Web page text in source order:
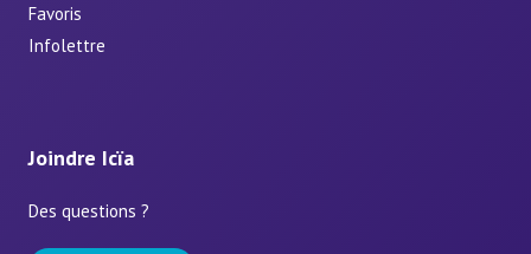
Favoris
Infolettre
Joindre Icïa
Des questions ?